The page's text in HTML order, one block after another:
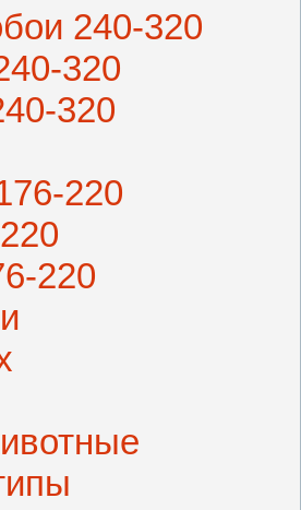
240-320
320
320
220
220